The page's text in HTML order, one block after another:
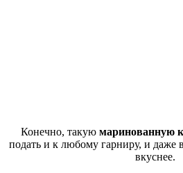
Конечно, такую маринованную
подать и к любому гарниру, и даже
вкуснее.